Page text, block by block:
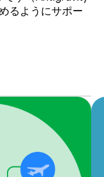
るようにサポー